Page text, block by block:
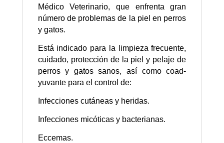
Médico Veterinario, que enfrenta gran
número de problemas de la piel en perros
y gatos.
Está indicado para la limpieza frecuente,
cuidado, protección de la piel y pelaje de
perros y gatos sanos, así como coad­­
yuvante para el control de:
Infecciones cutáneas y heridas.
Infecciones micóticas y bacterianas.
Eccemas.